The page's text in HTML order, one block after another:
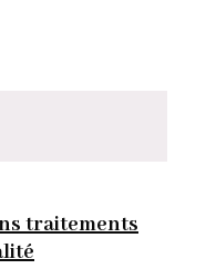
traitements